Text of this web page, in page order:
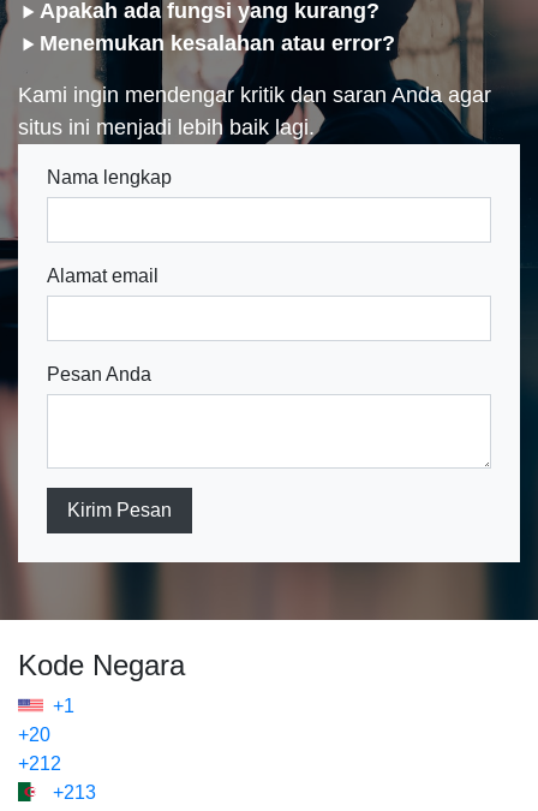
Apakah ada fungsi yang kurang?
Menemukan kesalahan atau error?
Kami ingin mendengar kritik dan saran Anda agar
situs ini menjadi lebih baik lagi.
Nama lengkap
Alamat email
Pesan Anda
Kirim Pesan
Kode Negara
+1
+20
+212
+213